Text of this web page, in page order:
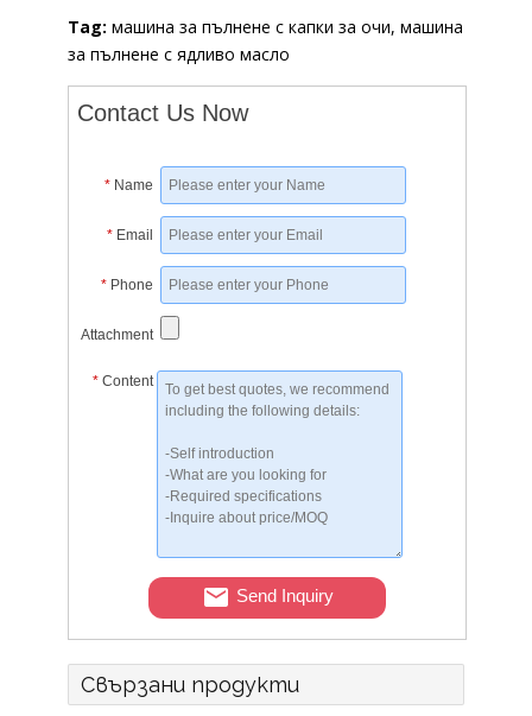
Tag: машина за пълнене с капки за очи, машина
за пълнене с ядливо масло
Contact Us Now
* Name
* Email
* Phone
Attachment
* Content
Send Inquiry
Свързани продукти